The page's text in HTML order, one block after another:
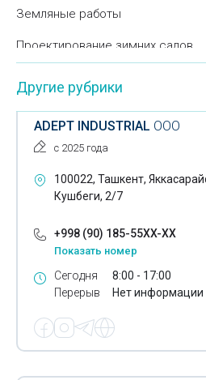
Земляные работы
Проектирование зимних садов
Конструкции для детских
Макетирование
Монтажные работы
Строительство мостов
Нефтегазовое строительство
Прокладка кабеля
Прокладка кабельной
Другие рубрики
ADEPT INDUSTRIAL ООО
с 2025 года
100022, Ташкент,
Кушбеги, 2/7
+998 (90) 185-55XX-XX
Показать номер
Сегодня
Перерыв
8:00 - 17:00
Нет информации